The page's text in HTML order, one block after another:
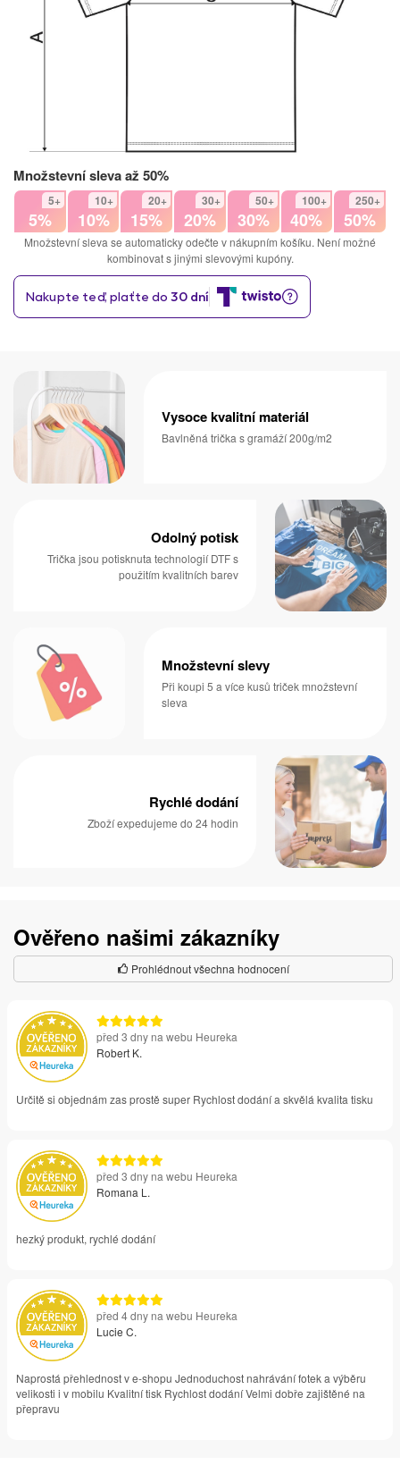
Množstevní sleva až 50%
5+
5%
10+
10%
20+
15%
30+
20%
50+
30%
100+
40%
250+
50%
Množstevní sleva se automaticky odečte v nákupním košíku. Není možné
kombinovat s jinými slevovými kupóny.
Vysoce kvalitní materiál
Bavlněná trička s gramáží 200g/m2
Odolný potisk
Trička jsou potisknuta technologií DTF s
použitím kvalitních barev
Množstevní slevy
Při koupi 5 a více kusů triček množstevní
sleva
Rychlé dodání
Zboží expedujeme do 24 hodin
Ověřeno našimi zákazníky
Prohlédnout všechna hodnocení
před 3 dny na webu Heureka
Robert K.
Určitě si objednám zas prostě super Rychlost dodání a skvělá kvalita tisku
před 3 dny na webu Heureka
Romana L.
hezký produkt, rychlé dodání
před 4 dny na webu Heureka
Lucie C.
Naprostá přehlednost v e-shopu Jednoduchost nahrávání fotek a výběru
velikosti i v mobilu Kvalitní tisk Rychlost dodání Velmi dobře zajištěné na
přepravu